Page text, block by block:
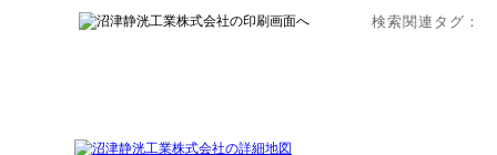
検索関連タグ：